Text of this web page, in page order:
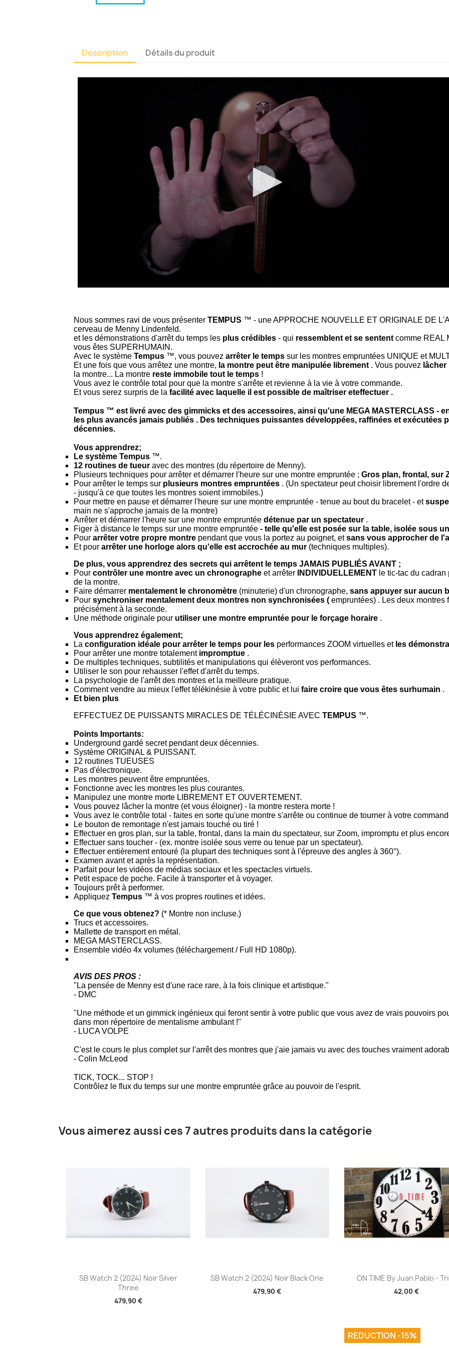
Description Détails du produit
Nous sommes ravi de vous présenter TEMPUS ™ - une APPROCHE NOUVELLE ET ORIGINALE DE
cerveau de Menny Lindenfeld.
et les démonstrations d'arrêt du temps les plus crédibles - qui ressemblent et se sentent comme REAL
vous êtes SUPERHUMAIN.
Avec le système Tempus ™, vous pouvez arrêter le temps sur les montres empruntées UNIQUE et
Et une fois que vous arrêtez une montre, la montre peut être manipulée librement . Vous pouvez lâcher
la montre... La montre reste immobile tout le temps !
Vous avez le contrôle total pour que la montre s'arrête et revienne à la vie à votre commande.
Et vous serez surpris de la facilité avec laquelle il est possible de maîtriser eteffectuer .
Tempus ™ est livré avec des gimmicks et des accessoires, ainsi qu'une MEGA MASTERCLASS -
les plus avancés jamais publiés . Des techniques puissantes développées, raffinées et exécutées
décennies.
Vous apprendrez;
Le système Tempus ™.
12 routines de tueur avec des montres (du répertoire de Menny).
Plusieurs techniques pour arrêter et démarrer l'heure sur une montre empruntée ; Gros plan, frontal, sur
Pour arrêter le temps sur plusieurs montres empruntées . (Un spectateur peut choisir librement l'ordre
- jusqu'à ce que toutes les montres soient immobiles.)
Pour mettre en pause et démarrer l'heure sur une montre empruntée - tenue au bout du bracelet - et
main ne s'approche jamais de la montre)
Arrêter et démarrer l'heure sur une montre empruntée détenue par un spectateur .
Figer à distance le temps sur une montre empruntée - telle qu'elle est posée sur la table, isolée sous
Pour arrêter votre propre montre pendant que vous la portez au poignet, etsans vous approcher de
Et pour arrêter une horloge alors qu'elle est accrochée au mur (techniques multiples).
De plus, vous apprendrez des secrets qui arrêtent le temps JAMAIS PUBLIÉS AVANT ;
Pour contrôler une montre avec un chronographe et arrêter INDIVIDUELLEMENT le tic-tac du
de la montre.
Faire démarrer mentalement le chronomètre (minuterie) d'un chronographe, sans appuyer sur aucun
Pour synchroniser mentalement deux montres non synchronisées ( empruntées) . Les deux
précisément à la seconde.
Une méthode originale pour utiliser une montre empruntée pour le forçage horaire .
Vous apprendrez également;
La configuration idéale pour arrêter le temps pour les performances ZOOM virtuelles et les
Pour arrêter une montre totalement impromptue .
De multiples techniques, subtilités et manipulations qui élèveront vos performances.
Utiliser le son pour rehausser l'effet d'arrêt du temps.
La psychologie de l'arrêt des montres et la meilleure pratique.
Comment vendre au mieux l'effet télékinésie à votre public et lui faire croire que vous êtes surhumain .
Et bien plus
EFFECTUEZ DE PUISSANTS MIRACLES DE TÉLÉCINÉSIE AVEC TEMPUS ™.
Points Importants:
Underground gardé secret pendant deux décennies.
Système ORIGINAL & PUISSANT.
12 routines TUEUSES
Pas d'électronique.
Les montres peuvent être empruntées.
Fonctionne avec les montres les plus courantes.
Manipulez une montre morte LIBREMENT ET OUVERTEMENT.
Vous pouvez lâcher la montre (et vous éloigner) - la montre restera morte !
Vous avez le contrôle total - faites en sorte qu'une montre s'arrête ou continue de tourner à votre
Le bouton de remontage n'est jamais touché ou tiré !
Effectuer en gros plan, sur la table, frontal, dans la main du spectateur, sur Zoom, impromptu et plus
Effectuer sans toucher - (ex. montre isolée sous verre ou tenue par un spectateur).
Effectuer entièrement entouré (la plupart des techniques sont à l'épreuve des angles à 360°).
Examen avant et après la représentation.
Parfait pour les vidéos de médias sociaux et les spectacles virtuels.
Petit espace de poche. Facile à transporter et à voyager.
Toujours prêt à performer.
Appliquez Tempus ™ à vos propres routines et idées.
Ce que vous obtenez? (* Montre non incluse.)
Trucs et accessoires.
Mallette de transport en métal.
MEGA MASTERCLASS.
Ensemble vidéo 4x volumes (téléchargement / Full HD 1080p).
AVIS DES PROS :
"La pensée de Menny est d'une race rare, à la fois clinique et artistique."
- DMC
"Une méthode et un gimmick ingénieux qui feront sentir à votre public que vous avez de vrais pouvoirs
dans mon répertoire de mentalisme ambulant !"
- LUCA VOLPE
C'est le cours le plus complet sur l'arrêt des montres que j'aie jamais vu avec des touches vraiment
- Colin McLeod
TICK, TOCK... STOP !
Contrôlez le flux du temps sur une montre empruntée grâce au pouvoir de l'esprit.
Vous aimerez aussi ces 7 autres produits dans la catégorie
Aperçu rapide
SB Watch 2 (2024) Noir Silver
Three
479,90 €
 Aperçu rapide
SB Watch 2 (2024) Noir Black One
479,90 €
Aperçu rapide
ON TIME By Juan Pablo -
42,00 €
REDUCTION -15%